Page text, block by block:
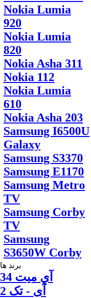
Nokia Lumia
920
Nokia Lumia
820
Nokia Asha 311
Nokia 112
Nokia Lumia
610
Nokia Asha 203
Samsung I6500U
Galaxy
Samsung S3370
Samsung E1170
Samsung Metro
TV
Samsung Corby
TV
Samsung
S3650W Corby
برند ها
آي ميت 34
آی - تک 2